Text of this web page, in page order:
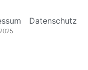
Datenschutz